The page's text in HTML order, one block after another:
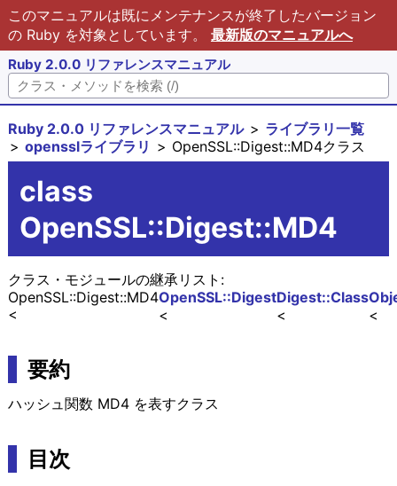
このマニュアルは既にメンテナンスが終了したバージョン
の Ruby を対象としています。 最新版のマニュアルへ
Ruby 2.0.0 リファレンスマニュアル
Ruby 2.0.0 リファレンスマニュアル
ライブラリ一覧
opensslライブラリ
OpenSSL::Digest::MD4クラス
class
OpenSSL::Digest::MD4
クラス・モジュールの継承リスト:
Digest::Class
OpenSSL::Digest
OpenSSL::Digest::MD4
要約
ハッシュ関数 MD4 を表すクラス
目次